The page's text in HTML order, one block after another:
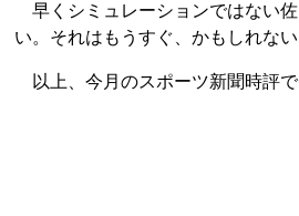
早くシミュレーションではない
い。それはもうすぐ、かもしれない
以上、今月のスポーツ新聞時評で